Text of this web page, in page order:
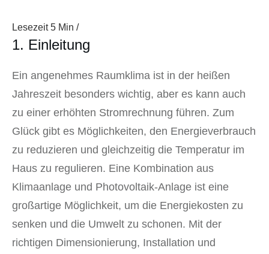
Lesezeit 5 Min /
1. Einleitung
Ein angenehmes Raumklima ist in der heißen
Jahreszeit besonders wichtig, aber es kann auch
zu einer erhöhten Stromrechnung führen. Zum
Glück gibt es Möglichkeiten, den Energieverbrauch
zu reduzieren und gleichzeitig die Temperatur im
Haus zu regulieren. Eine Kombination aus
Klimaanlage und Photovoltaik-Anlage ist eine
großartige Möglichkeit, um die Energiekosten zu
senken und die Umwelt zu schonen. Mit der
richtigen Dimensionierung, Installation und